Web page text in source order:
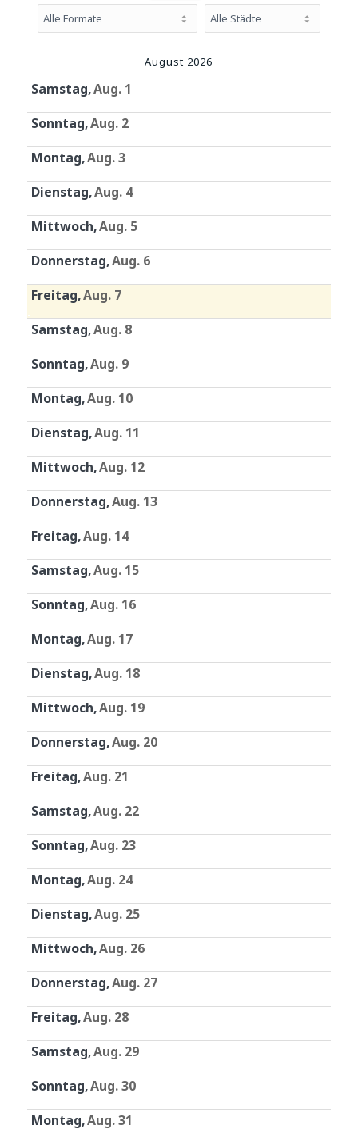
August 2026
Samstag Aug. 1
Sonntag Aug. 2
Montag Aug. 3
Dienstag Aug. 4
Mittwoch Aug. 5
Donnerstag Aug. 6
Freitag Aug. 7
Samstag Aug. 8
Sonntag Aug. 9
Montag Aug. 10
Dienstag Aug. 11
Mittwoch Aug. 12
Donnerstag Aug. 13
Freitag Aug. 14
Samstag Aug. 15
Sonntag Aug. 16
Montag Aug. 17
Dienstag Aug. 18
Mittwoch Aug. 19
Donnerstag Aug. 20
Freitag Aug. 21
Samstag Aug. 22
Sonntag Aug. 23
Montag Aug. 24
Dienstag Aug. 25
Mittwoch Aug. 26
Donnerstag Aug. 27
Freitag Aug. 28
Samstag Aug. 29
Sonntag Aug. 30
Montag Aug. 31